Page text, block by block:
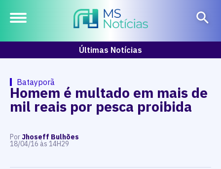
Últimas Notícias
Batayporã
Homem é multado em mais de
mil reais por pesca proibida
PorJhoseff Bulhões
18/04/16 às 14H29